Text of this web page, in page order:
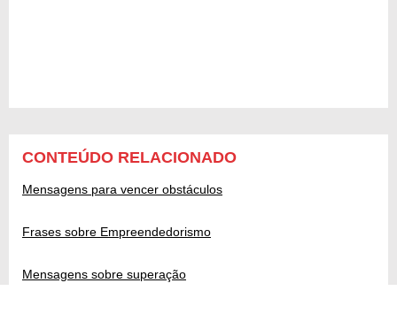
CONTEÚDO RELACIONADO
Mensagens para vencer obstáculos
Frases sobre Empreendedorismo
Mensagens sobre superação